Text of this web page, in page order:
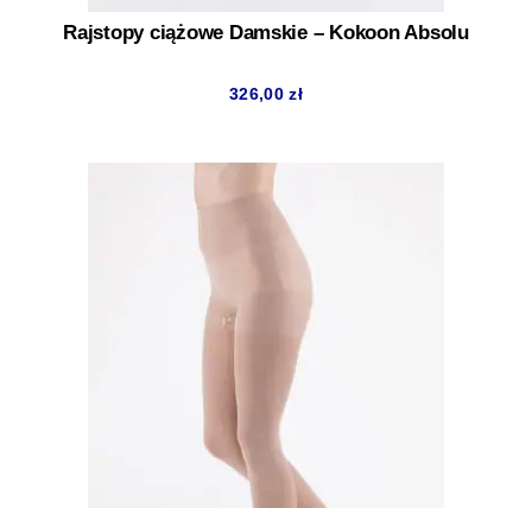
Rajstopy ciążowe Damskie – Kokoon Absolu
326,00zł